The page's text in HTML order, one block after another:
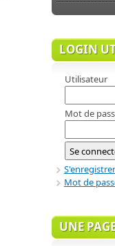
LOGIN
Utilisateur
Mot de
S'enregistrer
Mot de
UNE